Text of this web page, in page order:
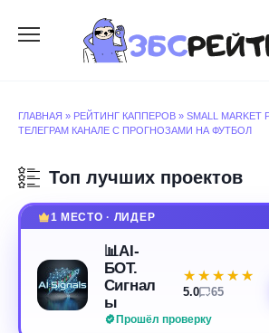
содержанию
ГЛАВНАЯ » РЕЙТИНГ КАППЕРОВ » SMALL
ТЕЛЕГРАМ КАНАЛЕ С ПРОГНОЗАМИ НА ФУТБОЛ
Топ лучших проектов
1 МЕСТО · ЛИДЕР
📊AI-
БОТ.
Сигнал
ы
Прошёл проверку
★★★★★
★★★★★
5.0 65